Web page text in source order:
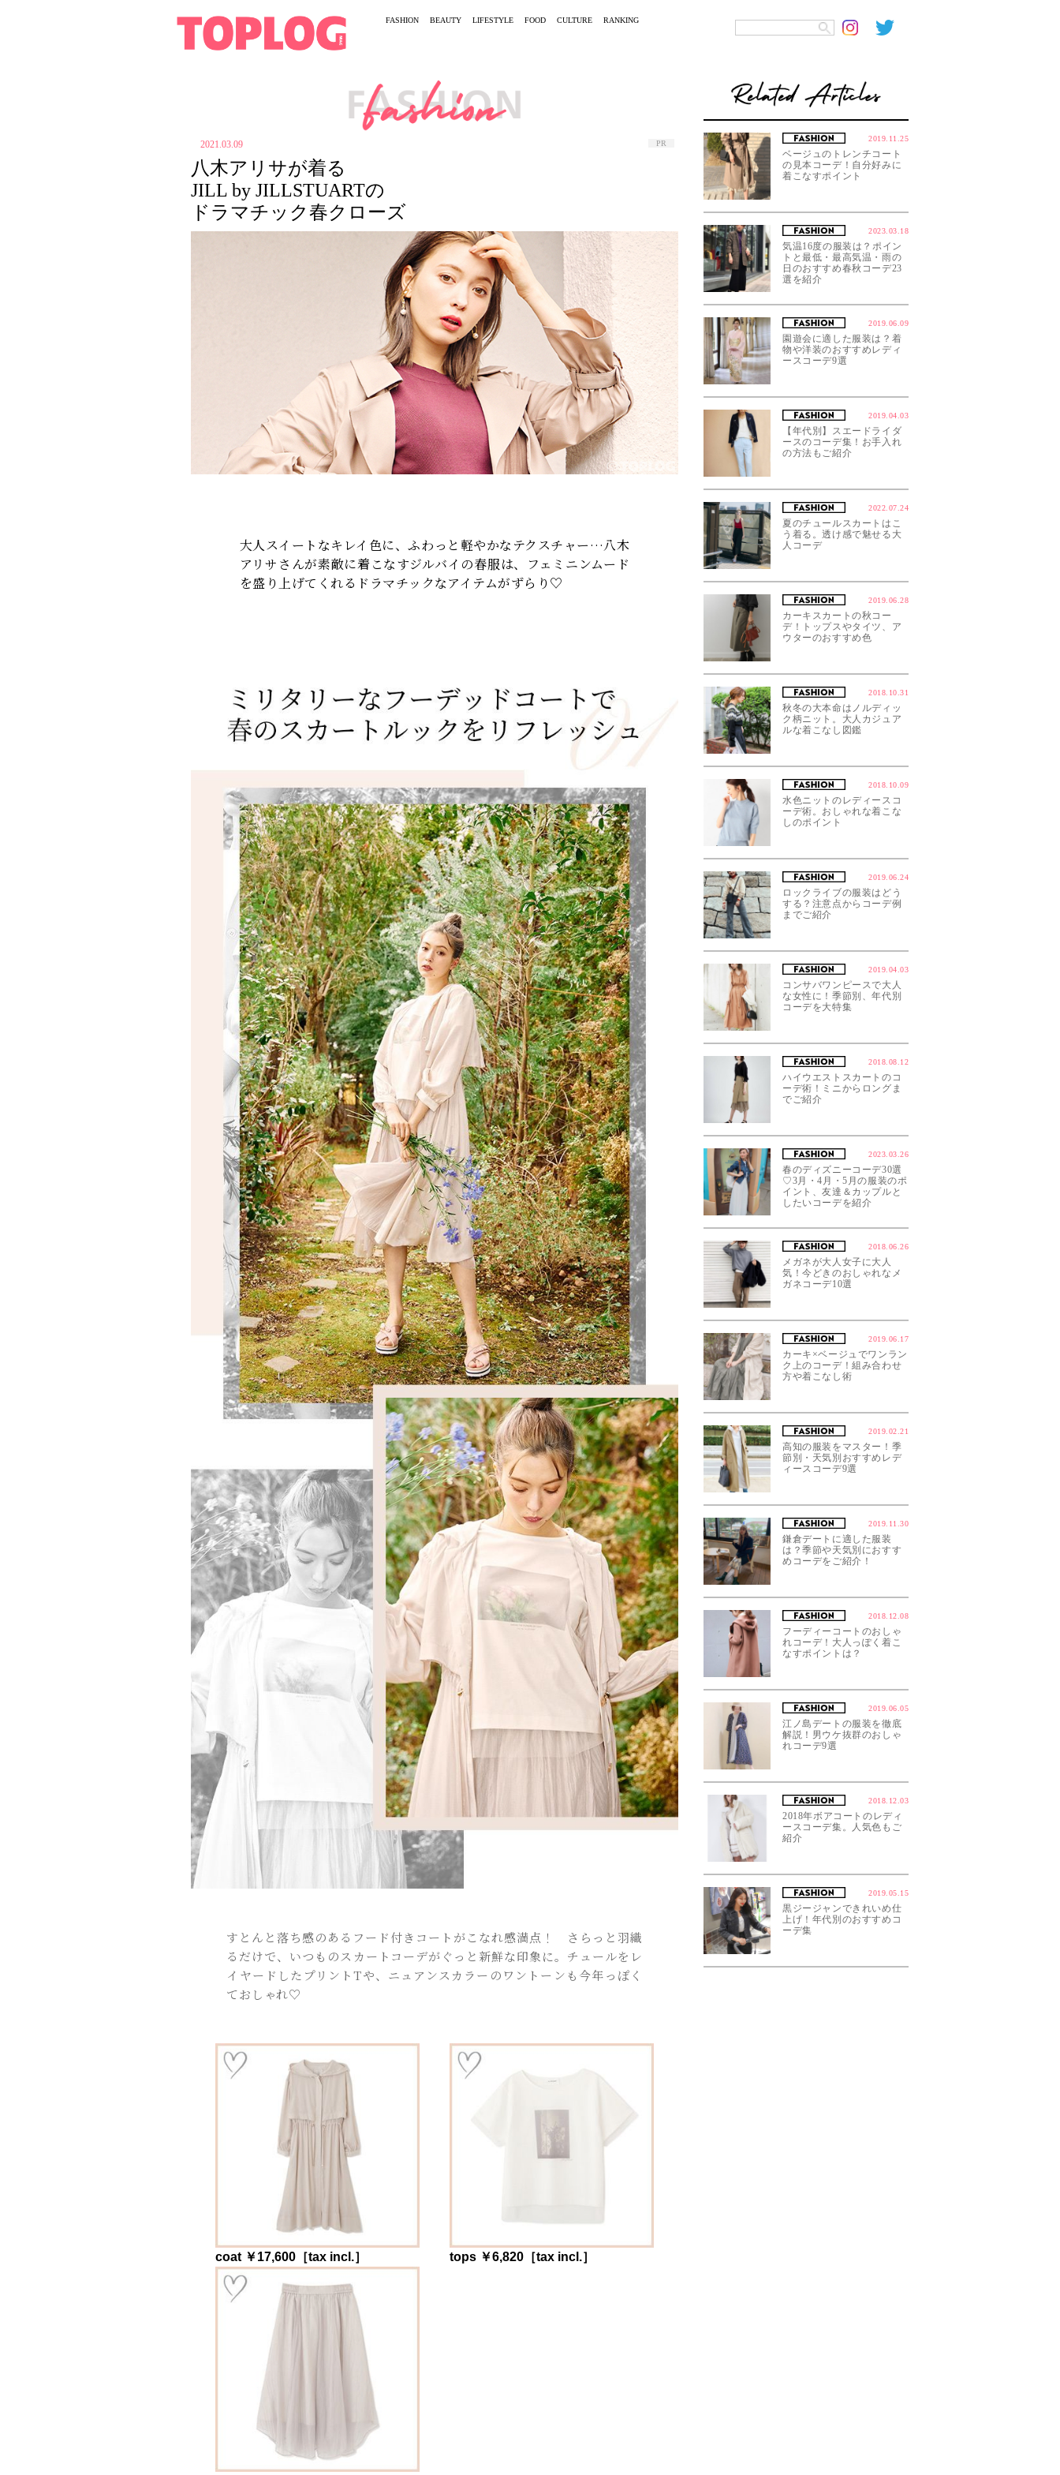
FASHION BEAUTY LIFESTYLE FOOD CULTURE RANKING
2021.03.09 PR
八木アリサが着る
JILL by JILLSTUARTの
ドラマチック春クローズ
大人スイートなキレイ色に、ふわっと軽やかなテクスチャー…八木
アリサさんが素敵に着こなすジルバイの春服は、フェミニンムード
を盛り上げてくれるドラマチックなアイテムがずらり♡
すとんと落ち感のあるフード付きコートがこなれ感満点！ さらっと羽織
るだけで、いつものスカートコーデがぐっと新鮮な印象に。チュールをレ
イヤードしたプリントTや、ニュアンスカラーのワントーンも今年っぽく
ておしゃれ♡
coat ￥17,600［tax incl.］ tops ￥6,820［tax incl.］
2019.11.25
ベージュのトレンチコート
の見本コーデ！自分好みに
着こなすポイント
2023.03.18
気温16度の服装は？ポイン
トと最低・最高気温・雨の
日のおすすめ春秋コーデ23
選を紹介
2019.06.09
園遊会に適した服装は？着
物や洋装のおすすめレディ
ースコーデ9選
2019.04.03
【年代別】スエードライダ
ースのコーデ集！お手入れ
の方法もご紹介
2022.07.24
夏のチュールスカートはこ
う着る。透け感で魅せる大
人コーデ
2019.06.28
カーキスカートの秋コー
デ！トップスやタイツ、ア
ウターのおすすめ色
2018.10.31
秋冬の大本命はノルディッ
ク柄ニット。大人カジュア
ルな着こなし図鑑
2018.10.09
水色ニットのレディースコ
ーデ術。おしゃれな着こな
しのポイント
2019.06.24
ロックライブの服装はどう
する？注意点からコーデ例
までご紹介
2019.04.03
コンサバワンピースで大人
な女性に！季節別、年代別
コーデを大特集
2018.08.12
ハイウエストスカートのコ
ーデ術！ミニからロングま
でご紹介
2023.03.26
春のディズニーコーデ30選
♡3月・4月・5月の服装のポ
イント、友達＆カップルと
したいコーデを紹介
2018.06.26
メガネが大人女子に大人
気！今どきのおしゃれなメ
ガネコーデ10選
2019.06.17
カーキ×ベージュでワンラン
ク上のコーデ！組み合わせ
方や着こなし術
2019.02.21
高知の服装をマスター！季
節別・天気別おすすめレデ
ィースコーデ9選
2019.11.30
鎌倉デートに適した服装
は？季節や天気別におすす
めコーデをご紹介！
2018.12.08
フーディーコートのおしゃ
れコーデ！大人っぽく着こ
なすポイントは？
2019.06.05
江ノ島デートの服装を徹底
解説！男ウケ抜群のおしゃ
れコーデ9選
2018.12.03
2018年ボアコートのレディ
ースコーデ集。人気色もご
紹介
2019.05.15
黒ジージャンできれいめ仕
上げ！年代別のおすすめコ
ーデ集